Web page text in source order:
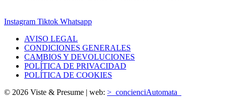
Instagram Tiktok Whatsapp
AVISO LEGAL
CONDICIONES GENERALES
CAMBIOS Y DEVOLUCIONES
POLÍTICA DE PRIVACIDAD
POLÍTICA DE COOKIES
© 2026 Viste & Presume | web: >_concienciAutomata_